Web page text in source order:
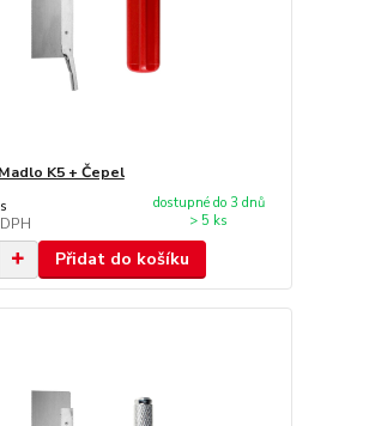
K5 + Čepel
dostupné do 3 dnů
> 5 ks
Přidat do košíku